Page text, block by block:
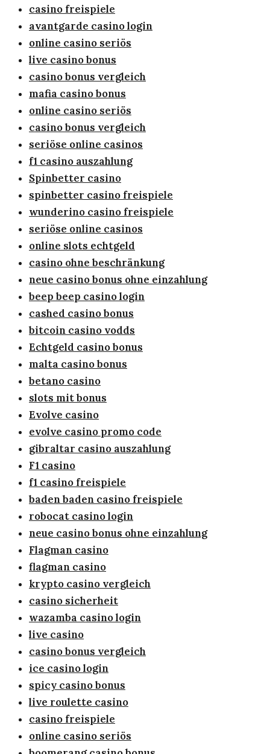
casino freispiele
avantgarde casino login
online casino seriös
live casino bonus
casino bonus vergleich
mafia casino bonus
online casino seriös
casino bonus vergleich
seriöse online casinos
f1 casino auszahlung
Spinbetter casino
spinbetter casino freispiele
wunderino casino freispiele
seriöse online casinos
online slots echtgeld
casino ohne beschränkung
neue casino bonus ohne einzahlung
beep beep casino login
cashed casino bonus
bitcoin casino vodds
Echtgeld casino bonus
malta casino bonus
betano casino
slots mit bonus
Evolve casino
evolve casino promo code
gibraltar casino auszahlung
F1 casino
f1 casino freispiele
baden baden casino freispiele
robocat casino login
neue casino bonus ohne einzahlung
Flagman casino
flagman casino
krypto casino vergleich
casino sicherheit
wazamba casino login
live casino
casino bonus vergleich
ice casino login
spicy casino bonus
live roulette casino
casino freispiele
online casino seriös